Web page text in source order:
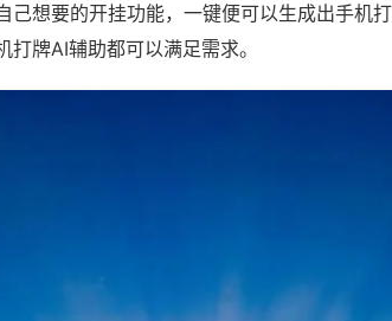
己想要的开挂功能，一键便可以生成出手机
牌AI辅助都可以满足需求。